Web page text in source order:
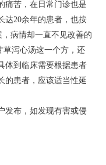
痛苦，在日常门诊也是
达20余年的患者，也按
病情却一直不见改善的
草泻心汤这一个方，还
体到临床需要根据患者
的患者，应该适当性延
发布，如发现有害或侵